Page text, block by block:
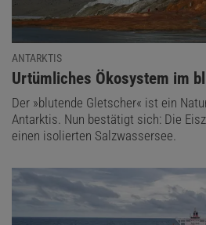
ANTARKTIS
:
Urtümliches Ökosystem im
Der »blutende Gletscher« ist ein
Antarktis. Nun bestätigt sich: Die
einen isolierten Salzwassersee.